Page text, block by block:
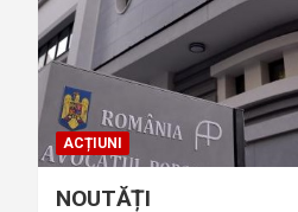
ACȚIUNI
NOUTĂȚI